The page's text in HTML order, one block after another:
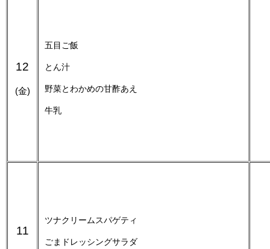
12
(金)
五目ご飯
とん汁
野菜とわかめの甘酢あえ
牛乳
11
ツナクリームスパゲティ
ごまドレッシングサラダ